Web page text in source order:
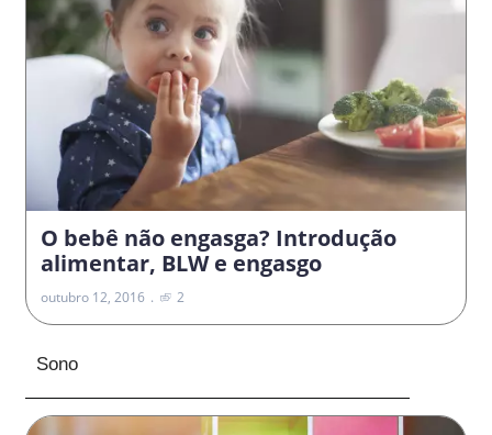
O bebê não engasga? Introdução
alimentar, BLW e engasgo
outubro 12, 2016 2
Sono